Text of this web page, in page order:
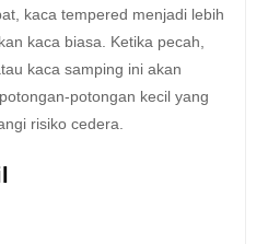
kaca tempered menjadi lebih
kaca biasa. Ketika pecah,
kaca samping ini akan
potongan kecil yang
risiko cedera.